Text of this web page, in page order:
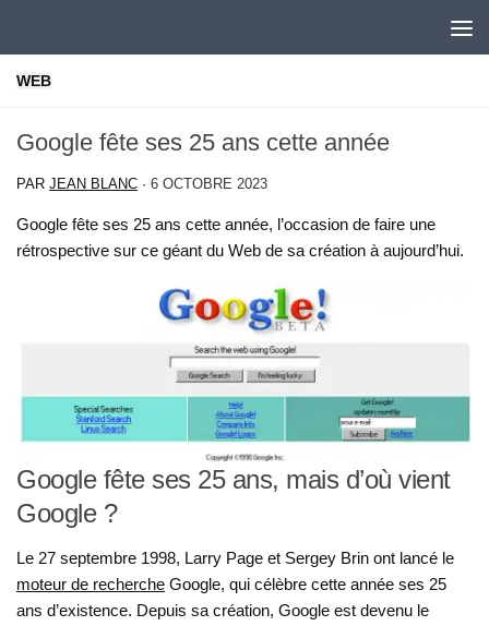
WEB
Google fête ses 25 ans cette année
PAR JEAN BLANC · 6 OCTOBRE 2023
Google fête ses 25 ans cette année, l’occasion de faire une
rétrospective sur ce géant du Web de sa création à aujourd’hui.
Google fête ses 25 ans, mais d’où vient
Google ?
Le 27 septembre 1998, Larry Page et Sergey Brin ont lancé le
moteur de recherche Google, qui célèbre cette année ses 25
ans d’existence. Depuis sa création, Google est devenu le